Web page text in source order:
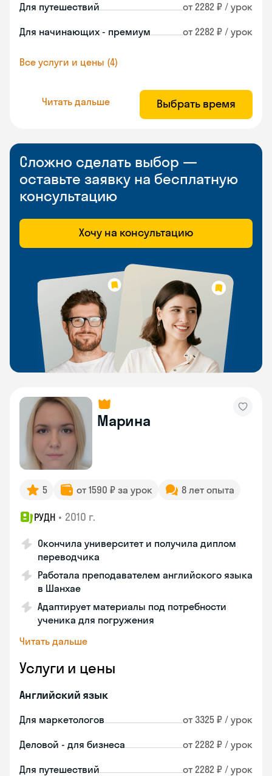
Для путешествий от 2282 ₽ / урок
Для начинающих - премиум от 2282 ₽ / урок
Все услуги и цены (4)
Читать дальше Выбрать время
Сложно сделать выбор —
оставьте заявку на бесплатную
консультацию
Хочу на консультацию
Марина
5 от 1590 ₽ за урок 8 лет опыта
РУДН • 2010 г.
Окончила университет и получила диплом
переводчика
Работала преподавателем английского языка
в Шанхае
Адаптирует материалы под потребности
ученика для погружения
Читать дальше
Услуги и цены
Английский язык
Для маркетологов от 3325 ₽ / урок
Деловой - для бизнеса от 2282 ₽ / урок
Для путешествий от 2282 ₽ / урок